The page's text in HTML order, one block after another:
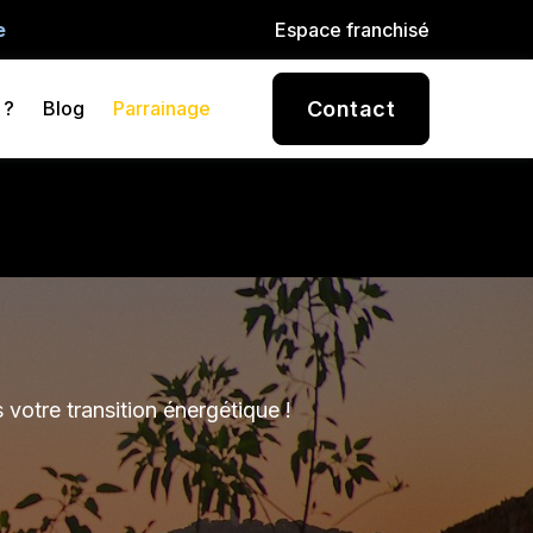
Espace franchisé
Blog Parrainage Contact
votre transition énergétique !